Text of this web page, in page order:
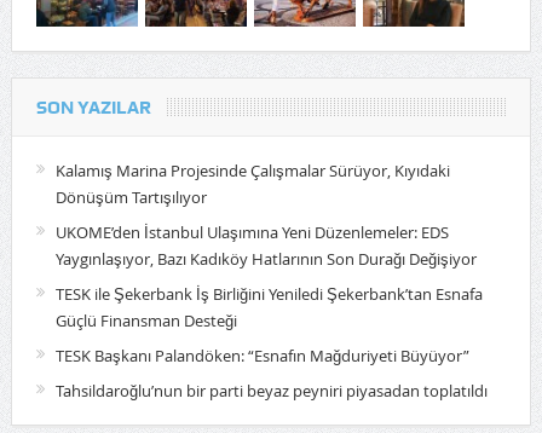
SON YAZILAR
Kalamış Marina Projesinde Çalışmalar Sürüyor, Kıyıdaki
Dönüşüm Tartışılıyor
UKOME’den İstanbul Ulaşımına Yeni Düzenlemeler: EDS
Yaygınlaşıyor, Bazı Kadıköy Hatlarının Son Durağı Değişiyor
TESK ile Şekerbank İş Birliğini Yeniledi Şekerbank’tan Esnafa
Güçlü Finansman Desteği
TESK Başkanı Palandöken: “Esnafın Mağduriyeti Büyüyor”
Tahsildaroğlu’nun bir parti beyaz peyniri piyasadan toplatıldı